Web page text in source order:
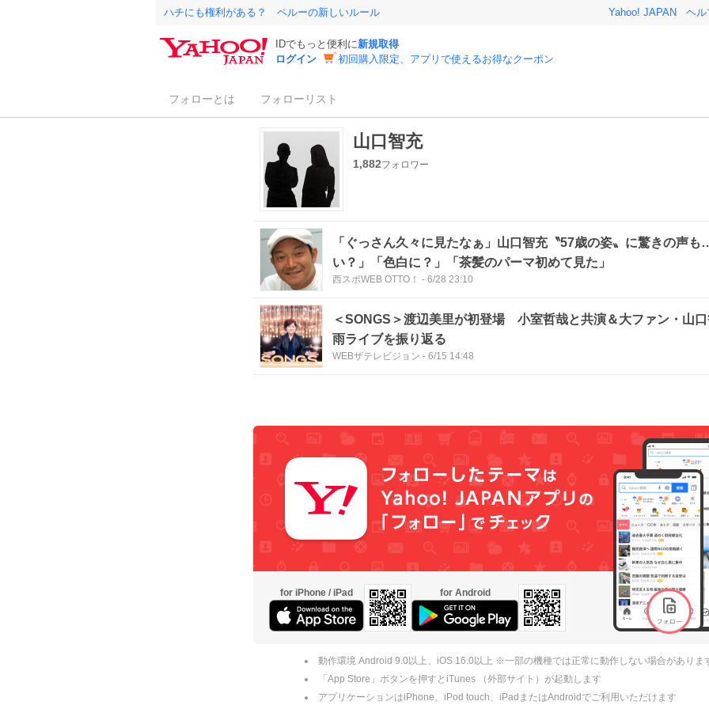
ハチにも権利がある？ ペルーの新しいルール Yahoo! JAPAN ヘル
IDでもっと便利に新規取得
ログイン
初回購入限定、アプリで使えるお得なクーポン
フォローとは フォローリスト
山口智充
1,882フォロワー
「ぐっさん久々に見たなぁ」山口智充〝57歳の姿〟に驚きの声
い？」「色白に？」「茶髪のパーマ初めて見た」
西スポWEB OTTO！ - 6/28 23:10
＜SONGS＞渡辺美里が初登場 小室哲哉と共演＆大ファン・山
雨ライブを振り返る
WEBザテレビジョン - 6/15 14:48
for iPhone / iPad for Android
動作環境 Android 9.0以上、iOS 16.0以上 ※一部の機種では正常に動作しない場合がありま
「App Store」ボタンを押すとiTunes （外部サイト）が起動します
アプリケーションはiPhone、iPod touch、iPadまたはAndroidでご利用いただけます